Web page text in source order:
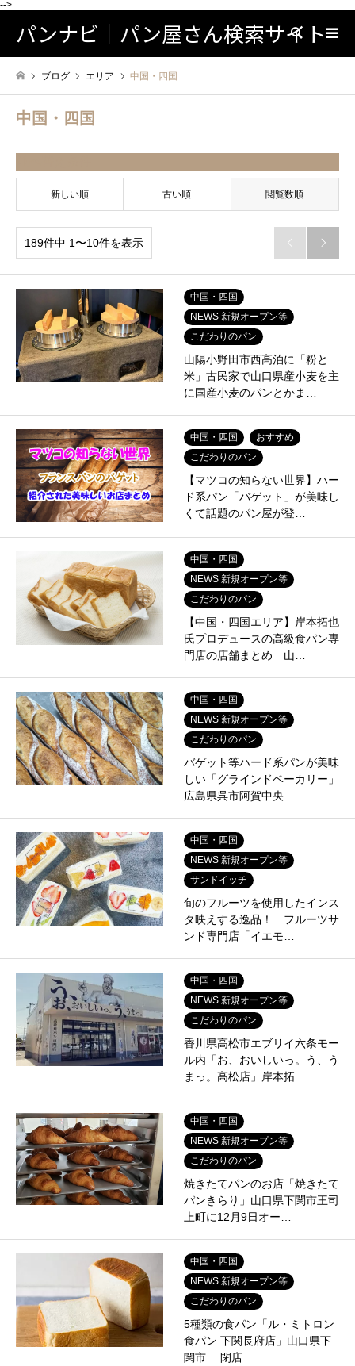
-->
パンナビ｜パン屋さん検索サイト検索
ブログ エリア 中国・四国
中国・四国
新しい順 古い順 閲覧数順
189件中 1〜10件を表示  
中国・四国
NEWS 新規オープン等
こだわりのパン
山陽小野田市西高泊に「粉と
米」古民家で山口県産小麦を主
に国産小麦のパンとかま…
中国・四国
おすすめ
こだわりのパン
【マツコの知らない世界】ハー
ド系パン「バゲット」が美味し
くて話題のパン屋が登…
中国・四国
NEWS 新規オープン等
こだわりのパン
【中国・四国エリア】岸本拓也
氏プロデュースの高級食パン専
門店の店舗まとめ 山…
中国・四国
NEWS 新規オープン等
こだわりのパン
バゲット等ハード系パンが美味
しい「グラインドベーカリー」
広島県呉市阿賀中央
中国・四国
NEWS 新規オープン等
サンドイッチ
旬のフルーツを使用したインス
タ映えする逸品！ フルーツサ
ンド専門店「イエモ…
中国・四国
NEWS 新規オープン等
こだわりのパン
香川県高松市エブリイ六条モー
ル内「お、おいしいっ。う、う
まっ。高松店」岸本拓…
中国・四国
NEWS 新規オープン等
こだわりのパン
焼きたてパンのお店「焼きたて
パンきらり」山口県下関市王司
上町に12月9日オー…
中国・四国
NEWS 新規オープン等
こだわりのパン
5種類の食パン「ル・ミトロン
食パン 下関長府店」山口県下
関市 閉店